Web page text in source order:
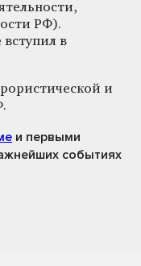
РФ).
в
и
и первыми
событиях